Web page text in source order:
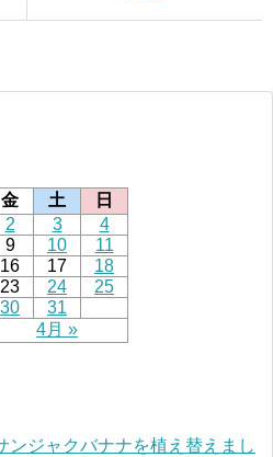
金 土 日
4月 »
2 3
4
9 10
11
16 17
18
23 24
25
30 31
ンジャクバナナを植え替えまし